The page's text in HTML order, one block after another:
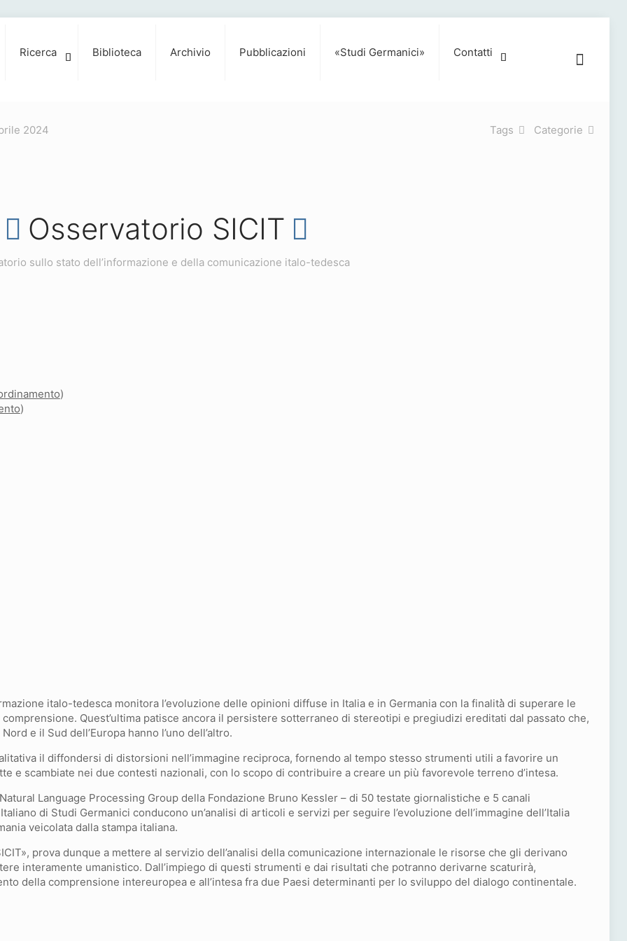
Ricerca Biblioteca Archivio Pubblicazioni «Studi Germanici» Contatti
2024 Categorie
Tags
Osservatorio SICIT
sullo stato dell’informazione e della comunicazione italo-tedesca
)
)
italo-tedesca monitora l’evoluzione delle opinioni diffuse in Italia e in Germania con la finalità̀ di superare le
Quest’ultima patisce ancora il persistere sotterraneo di stereotipi e pregiudizi ereditati dal passato che,
e il Sud dell’Europa hanno l’uno dell’altro.
il diffondersi di distorsioni nell’immagine reciproca, fornendo al tempo stesso strumenti utili a favorire un
e scambiate nei due contesti nazionali, con lo scopo di contribuire a creare un più favorevole terreno d’intesa.
Language Processing Group della Fondazione Bruno Kessler – di 50 testate giornalistiche e 5 canali
di Studi Germanici conducono un’analisi di articoli e servizi per seguire l’evoluzione dell’immagine dell’Italia
veicolata dalla stampa italiana.
prova dunque a mettere al servizio dell’analisi della comunicazione internazionale le risorse che gli derivano
interamente umanistico. Dall’impiego di questi strumenti e dai risultati che potranno derivarne scaturirà,
della comprensione intereuropea e all’intesa fra due Paesi determinanti per lo sviluppo del dialogo continentale.